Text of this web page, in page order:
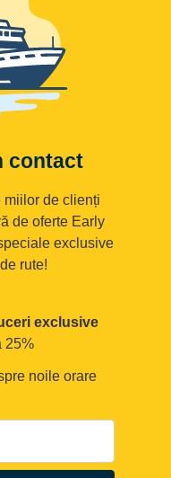
contact
miilor de clienți
de oferte Early
exclusive
rute!
exclusive
25%
noile orare